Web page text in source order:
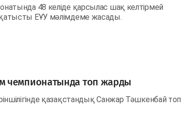
48 келіде қарсылас шақ келтірмей
ЕҰУ мәлімдеме жасады.
чемпионатында топ жарды
қазақстандық Санжар Тәшкенбай топ